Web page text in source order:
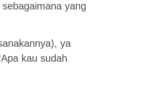
yang
ya
kau sudah